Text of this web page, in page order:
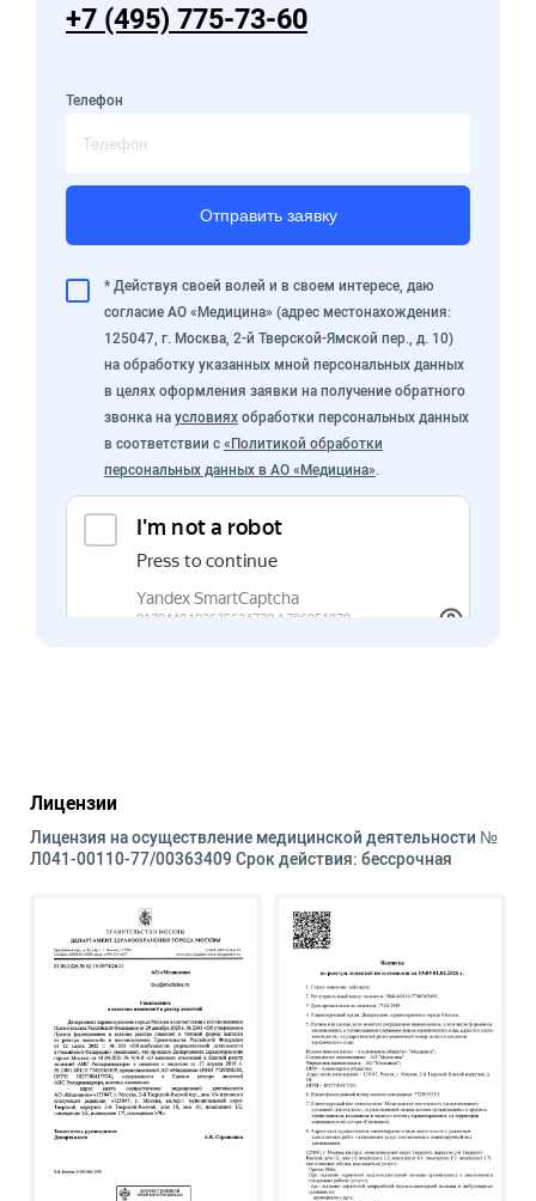
+7 (495) 775-73-60
Телефон
Отправить заявку
* Действуя своей волей и в своем интересе, даю
согласие АО «Медицина» (адрес местонахождения:
125047, г. Москва, 2-й Тверской-Ямской пер., д. 10)
на обработку указанных мной персональных данных
в целях оформления заявки на получение обратного
звонка на условиях обработки персональных данных
в соответствии с «Политикой обработки
персональных данных в АО «Медицина».
Лицензии
Лицензия на осуществление медицинской деятельности №
Л041-00110-77/00363409 Срок действия: бессрочная